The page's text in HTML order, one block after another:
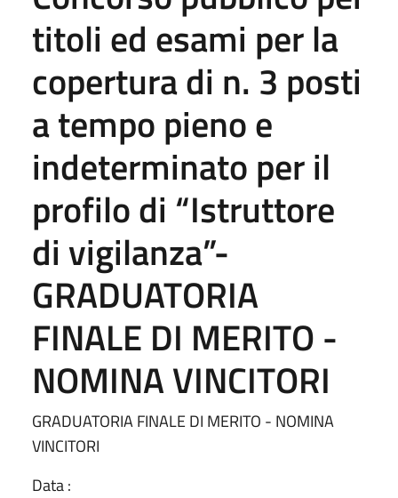
titoli ed esami per la
copertura di n. 3 posti
a tempo pieno e
indeterminato per il
profilo di “Istruttore
di vigilanza”-
GRADUATORIA
FINALE DI MERITO -
NOMINA VINCITORI
GRADUATORIA FINALE DI MERITO - NOMINA
VINCITORI
Data :